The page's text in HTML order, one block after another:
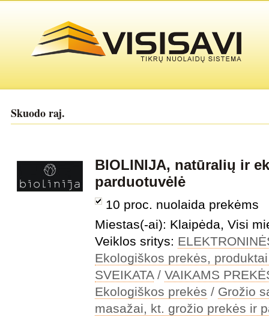
Skuodo raj.
BIOLINIJA, natūralių ir
parduotuvėlė
10 proc. nuolaida prekėms
Miestas(-ai): Klaipėda, Visi
Veiklos sritys:
Ekologiškos prekės,
SVEIKATA/ VAIKAMS
Ekologiškos prekės / Grožio
masažai, kt. grožio prekės ir